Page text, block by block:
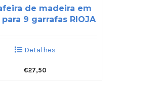
de madeira em
9 garrafas RIOJA
Detalhes
€27,50